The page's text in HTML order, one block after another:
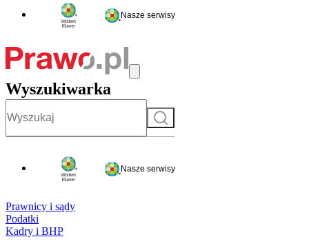
Nasze serwisy
Wyszukiwarka
Szukaj
Nasze serwisy
Prawnicy i sądy
Podatki
Kadry i BHP